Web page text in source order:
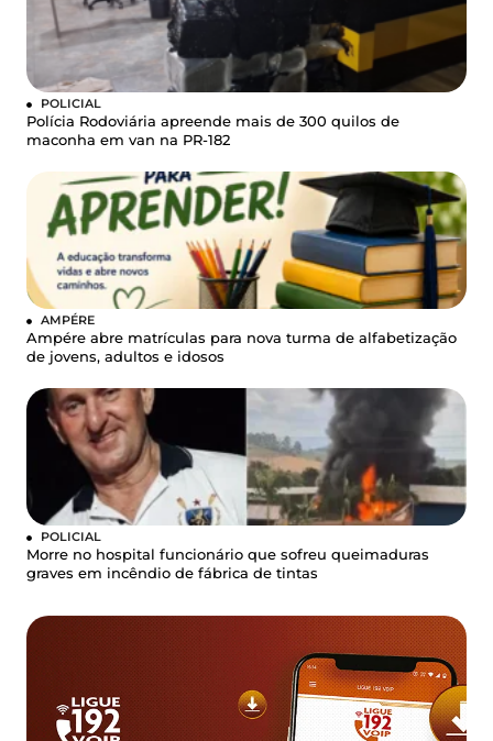
POLICIAL
Polícia Rodoviária apreende mais de 300 quilos de
maconha em van na PR-182
AMPÉRE
Ampére abre matrículas para nova turma de alfabetização
de jovens, adultos e idosos
POLICIAL
Morre no hospital funcionário que sofreu queimaduras
graves em incêndio de fábrica de tintas